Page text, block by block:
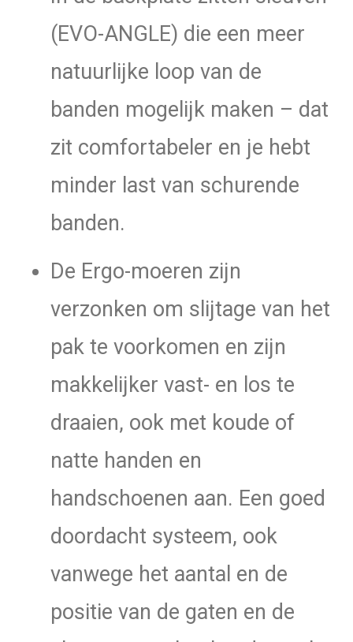
(EVO-ANGLE) die een meer
natuurlijke loop van de
banden mogelijk maken – dat
zit comfortabeler en je hebt
minder last van schurende
banden.
De Ergo-moeren zijn
verzonken om slijtage van het
pak te voorkomen en zijn
makkelijker vast- en los te
draaien, ook met koude of
natte handen en
handschoenen aan. Een goed
doordacht systeem, ook
vanwege het aantal en de
positie van de gaten en de